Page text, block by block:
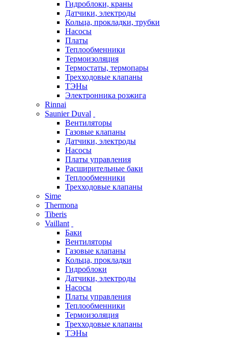
Гидроблоки, краны
Датчики, электроды
Кольца, прокладки, трубки
Насосы
Платы
Теплообменники
Термоизоляция
Термостаты, термопары
Трехходовые клапаны
ТЭНы
Электронника розжига
Rinnai
Saunier Duval
Вентиляторы
Газовые клапаны
Датчики, электроды
Насосы
Платы управления
Расширительные баки
Теплообменники
Трехходовые клапаны
Sime
Thermona
Tiberis
Vaillant
Баки
Вентиляторы
Газовые клапаны
Кольца, прокладки
Гидроблоки
Датчики, электроды
Насосы
Платы управления
Теплообменники
Термоизоляция
Трехходовые клапаны
ТЭНы